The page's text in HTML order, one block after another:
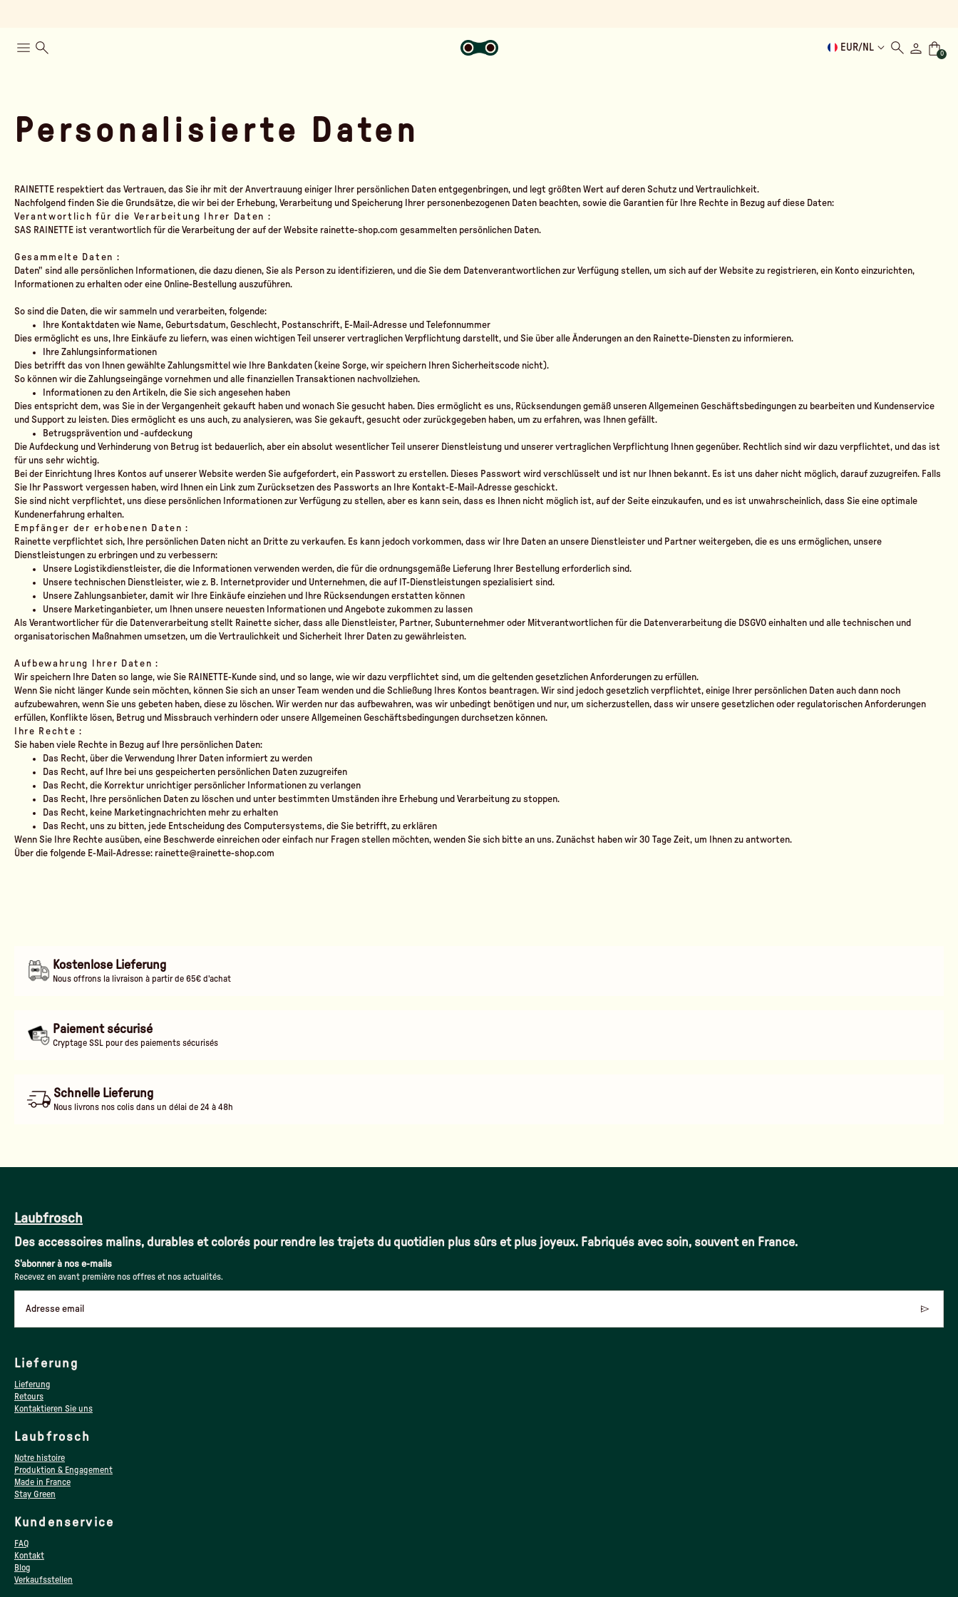
EUR/ NL
0
Personalisierte Daten
RAINETTE respektiert das Vertrauen, das Sie ihr mit der Anvertrauung einiger Ihrer persönlichen Daten entgegenbringen, und legt größten Wert auf deren Schutz und Vertraulichkeit.
Nachfolgend finden Sie die Grundsätze, die wir bei der Erhebung, Verarbeitung und Speicherung Ihrer personenbezogenen Daten beachten, sowie die Garantien für Ihre Rechte in Bezug auf diese Daten:
Verantwortlich für die Verarbeitung Ihrer Daten :
SAS RAINETTE ist verantwortlich für die Verarbeitung der auf der Website rainette-shop.com gesammelten persönlichen Daten.
Gesammelte Daten :
Daten" sind alle persönlichen Informationen, die dazu dienen, Sie als Person zu identifizieren, und die Sie dem Datenverantwortlichen zur Verfügung stellen, um sich auf der Website zu registrieren, ein Konto einzurichten,
Informationen zu erhalten oder eine Online-Bestellung auszuführen.
So sind die Daten, die wir sammeln und verarbeiten, folgende:
Ihre Kontaktdaten wie Name, Geburtsdatum, Geschlecht, Postanschrift, E-Mail-Adresse und Telefonnummer
Dies ermöglicht es uns, Ihre Einkäufe zu liefern, was einen wichtigen Teil unserer vertraglichen Verpflichtung darstellt, und Sie über alle Änderungen an den Rainette-Diensten zu informieren.
Ihre Zahlungsinformationen
Dies betrifft das von Ihnen gewählte Zahlungsmittel wie Ihre Bankdaten (keine Sorge, wir speichern Ihren Sicherheitscode nicht).
So können wir die Zahlungseingänge vornehmen und alle finanziellen Transaktionen nachvollziehen.
Informationen zu den Artikeln, die Sie sich angesehen haben
Dies entspricht dem, was Sie in der Vergangenheit gekauft haben und wonach Sie gesucht haben. Dies ermöglicht es uns, Rücksendungen gemäß unseren Allgemeinen Geschäftsbedingungen zu bearbeiten und Kundenservice
und Support zu leisten. Dies ermöglicht es uns auch, zu analysieren, was Sie gekauft, gesucht oder zurückgegeben haben, um zu erfahren, was Ihnen gefällt.
Betrugsprävention und -aufdeckung
Die Aufdeckung und Verhinderung von Betrug ist bedauerlich, aber ein absolut wesentlicher Teil unserer Dienstleistung und unserer vertraglichen Verpflichtung Ihnen gegenüber. Rechtlich sind wir dazu verpflichtet, und das ist
für uns sehr wichtig.
Bei der Einrichtung Ihres Kontos auf unserer Website werden Sie aufgefordert, ein Passwort zu erstellen. Dieses Passwort wird verschlüsselt und ist nur Ihnen bekannt. Es ist uns daher nicht möglich, darauf zuzugreifen. Falls
Sie Ihr Passwort vergessen haben, wird Ihnen ein Link zum Zurücksetzen des Passworts an Ihre Kontakt-E-Mail-Adresse geschickt.
Sie sind nicht verpflichtet, uns diese persönlichen Informationen zur Verfügung zu stellen, aber es kann sein, dass es Ihnen nicht möglich ist, auf der Seite einzukaufen, und es ist unwahrscheinlich, dass Sie eine optimale
Kundenerfahrung erhalten.
Empfänger der erhobenen Daten :
Rainette verpflichtet sich, Ihre persönlichen Daten nicht an Dritte zu verkaufen. Es kann jedoch vorkommen, dass wir Ihre Daten an unsere Dienstleister und Partner weitergeben, die es uns ermöglichen, unsere
Dienstleistungen zu erbringen und zu verbessern:
Unsere Logistikdienstleister, die die Informationen verwenden werden, die für die ordnungsgemäße Lieferung Ihrer Bestellung erforderlich sind.
Unsere technischen Dienstleister, wie z. B. Internetprovider und Unternehmen, die auf IT-Dienstleistungen spezialisiert sind.
Unsere Zahlungsanbieter, damit wir Ihre Einkäufe einziehen und Ihre Rücksendungen erstatten können
Unsere Marketinganbieter, um Ihnen unsere neuesten Informationen und Angebote zukommen zu lassen
Als Verantwortlicher für die Datenverarbeitung stellt Rainette sicher, dass alle Dienstleister, Partner, Subunternehmer oder Mitverantwortlichen für die Datenverarbeitung die DSGVO einhalten und alle technischen und
organisatorischen Maßnahmen umsetzen, um die Vertraulichkeit und Sicherheit Ihrer Daten zu gewährleisten.
Aufbewahrung Ihrer Daten :
Wir speichern Ihre Daten so lange, wie Sie RAINETTE-Kunde sind, und so lange, wie wir dazu verpflichtet sind, um die geltenden gesetzlichen Anforderungen zu erfüllen.
Wenn Sie nicht länger Kunde sein möchten, können Sie sich an unser Team wenden und die Schließung Ihres Kontos beantragen. Wir sind jedoch gesetzlich verpflichtet, einige Ihrer persönlichen Daten auch dann noch
aufzubewahren, wenn Sie uns gebeten haben, diese zu löschen. Wir werden nur das aufbewahren, was wir unbedingt benötigen und nur, um sicherzustellen, dass wir unsere gesetzlichen oder regulatorischen Anforderungen
erfüllen, Konflikte lösen, Betrug und Missbrauch verhindern oder unsere Allgemeinen Geschäftsbedingungen durchsetzen können.
Ihre Rechte :
Sie haben viele Rechte in Bezug auf Ihre persönlichen Daten:
Das Recht, über die Verwendung Ihrer Daten informiert zu werden
Das Recht, auf Ihre bei uns gespeicherten persönlichen Daten zuzugreifen
Das Recht, die Korrektur unrichtiger persönlicher Informationen zu verlangen
Das Recht, Ihre persönlichen Daten zu löschen und unter bestimmten Umständen ihre Erhebung und Verarbeitung zu stoppen.
Das Recht, keine Marketingnachrichten mehr zu erhalten
Das Recht, uns zu bitten, jede Entscheidung des Computersystems, die Sie betrifft, zu erklären
Wenn Sie Ihre Rechte ausüben, eine Beschwerde einreichen oder einfach nur Fragen stellen möchten, wenden Sie sich bitte an uns. Zunächst haben wir 30 Tage Zeit, um Ihnen zu antworten.
Über die folgende E-Mail-Adresse: rainette@rainette-shop.com
Kostenlose Lieferung
Nous offrons la livraison à partir de 65€ d'achat
Paiement sécurisé
Cryptage SSL pour des paiements sécurisés
Schnelle Lieferung
Nous livrons nos colis dans un délai de 24 à 48h
Laubfrosch
Des accessoires malins, durables et colorés pour rendre les trajets du quotidien plus sûrs et plus joyeux. Fabriqués avec soin, souvent en France.
S'abonner à nos e-mails
Recevez en avant première nos offres et nos actualités.
Adresse email
Lieferung
Lieferung
Retours
Kontaktieren Sie uns
Laubfrosch
Notre histoire
Produktion & Engagement
Made in France
Stay Green
Kundenservice
FAQ
Kontakt
Blog
Verkaufsstellen